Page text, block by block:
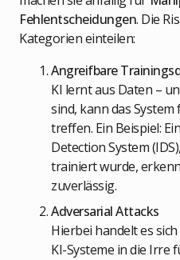
Fehlentscheidungen. Die
Kategorien einteilen:
Angreifbare
KI lernt aus Daten –
sind, kann das
treffen. Ein Beispiel:
Detection System
trainiert wurde,
zuverlässig.
Adversarial Attacks
Hierbei handelt es
KI-Systeme in die Irre